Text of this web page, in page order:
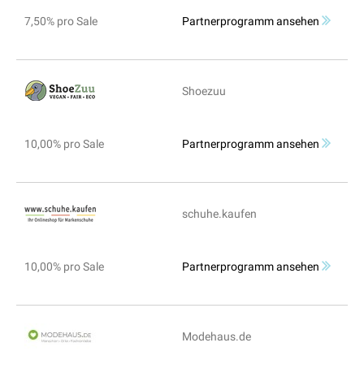
7,50% pro Sale Partnerprogramm ansehen
Shoezuu
10,00% pro Sale Partnerprogramm ansehen
schuhe.kaufen
10,00% pro Sale Partnerprogramm ansehen
Modehaus.de